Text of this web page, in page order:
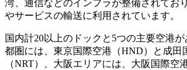
湾、通信などのインフラが整備されてお
やサービスの輸送に利用されています。
国内計20以上のドックと5つの主要空港
都圏には、東京国際空港（HND）と成田
（NRT）、大阪エリアには、大阪国際空